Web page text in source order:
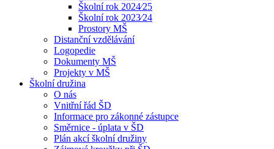
Školní rok 2024⁄25
Školní rok 2023⁄24
Prostory MŠ
Distanční vzdělávání
Logopedie
Dokumenty MŠ
Projekty v MŠ
Školní družina
O nás
Vnitřní řád ŠD
Informace pro zákonné zástupce
Směrnice - úplata v ŠD
Plán akcí školní družiny